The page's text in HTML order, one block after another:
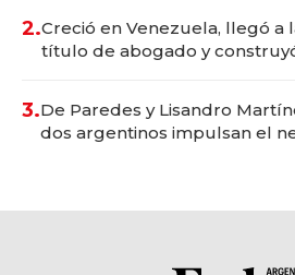
2.Creció en Venezuela, llegó a
título de abogado y
3.De Paredes y Lisandro
dos argentinos impulsan el